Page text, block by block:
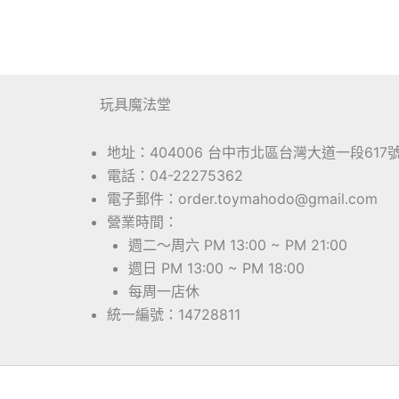
玩具魔法堂
地址：404006 台中市北區台灣大道一段617
電話：04-22275362
電子郵件：order.toymahodo@gmail.com
營業時間：
週二～周六 PM 13:00 ~ PM 21:00
週日 PM 13:00 ~ PM 18:00
每周一店休
統一編號：14728811